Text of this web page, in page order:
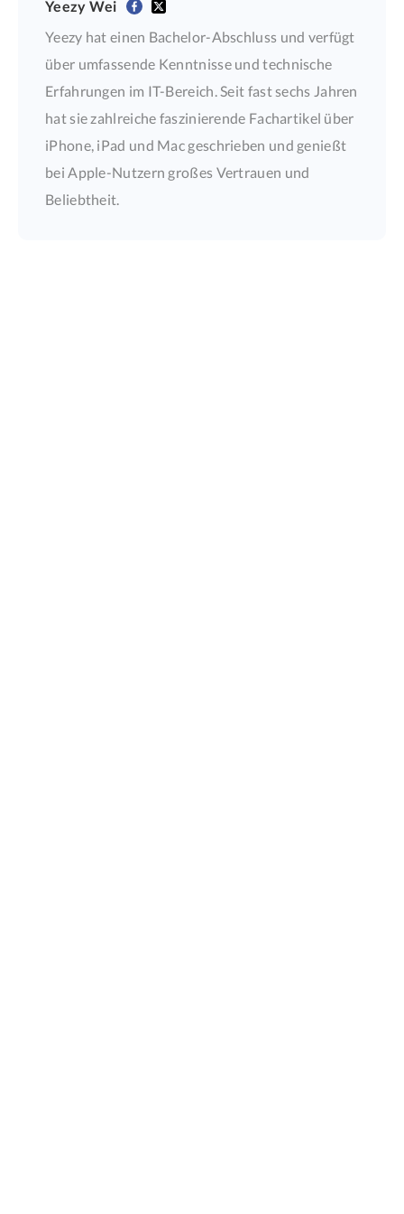
Yeezy Wei
Yeezy hat einen Bachelor-Abschluss und verfügt
über umfassende Kenntnisse und technische
Erfahrungen im IT-Bereich. Seit fast sechs Jahren
hat sie zahlreiche faszinierende Fachartikel über
iPhone, iPad und Mac geschrieben und genießt
bei Apple-Nutzern großes Vertrauen und
Beliebtheit.